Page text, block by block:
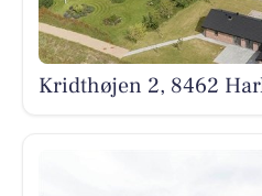
Kridthøjen 2, 8462